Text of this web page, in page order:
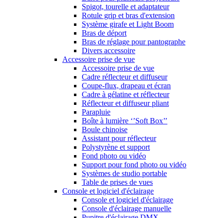
Spigot, tourelle et adaptateur
Rotule grip et bras d'extension
Système girafe et Light Boom
Bras de déport
Bras de réglage pour pantographe
Divers accessoire
Accessoire prise de vue
Accessoire prise de vue
Cadre réflecteur et diffuseur
Coupe-flux, drapeau et écran
Cadre à gélatine et réflecteur
Réflecteur et diffuseur pliant
Parapluie
Boîte à lumière ‘’Soft Box’’
Boule chinoise
Assistant pour réflecteur
Polystyrène et support
Fond photo ou vidéo
Support pour fond photo ou vidéo
Systèmes de studio portable
Table de prises de vues
Console et logiciel d'éclairage
Console et logiciel d'éclairage
Console d'éclairage manuelle